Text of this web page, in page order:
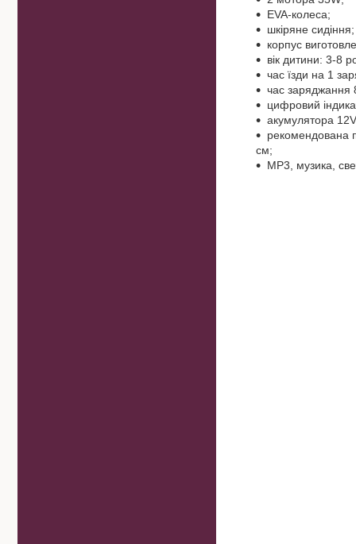
EVA-колеса;
шкіряне сидіння;
корпус
вік дитини: 3-8
час їзди на 1
час заряджання
цифровий
акумулятора
рекомендована
см;
MP3, музика,